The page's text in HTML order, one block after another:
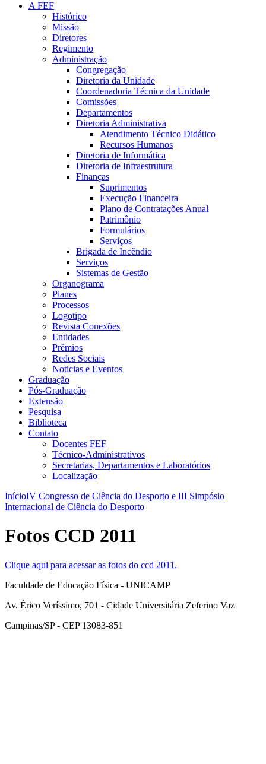
A FEF
Histórico
Missão
Diretores
Regimento
Administração
Congregação
Diretoria da Unidade
Coordenadoria Técnica da Unidade
Comissões
Departamentos
Diretoria Administrativa
Atendimento Técnico Didático
Recursos Humanos
Diretoria de Informática
Diretoria de Infraestrutura
Finanças
Suprimentos
Execução Financeira
Plano de Contratações Anual
Patrimônio
Formulários
Serviços
Brigada de Incêndio
Serviços
Sistemas de Gestão
Organograma
Planes
Processos
Logotipo
Revista Conexões
Entidades
Prêmios
Redes Sociais
Noticias e Eventos
Graduação
Pós-Graduação
Extensão
Pesquisa
Biblioteca
Contato
Docentes FEF
Técnico-Administrativos
Secretarias, Departamentos e Laboratórios
Localização
InícioIV Congresso de Ciência do Desporto e III Simpósio
Internacional de Ciência do Desporto
Fotos CCD 2011
Clique aqui para acessar as fotos do ccd 2011.
Faculdade de Educação Física - UNICAMP
Av. Érico Veríssimo, 701 - Cidade Universitária Zeferino Vaz
Campinas/SP - CEP 13083-851